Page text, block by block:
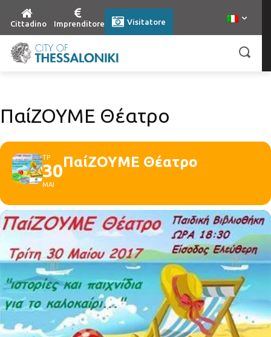
Cittadino Imprenditore Visitatore
ΠαίΖΟΥΜΕ Θέατρο
ΤΡ
30
ΜΑΙ
ΠαίΖΟΥΜΕ Θέατρο